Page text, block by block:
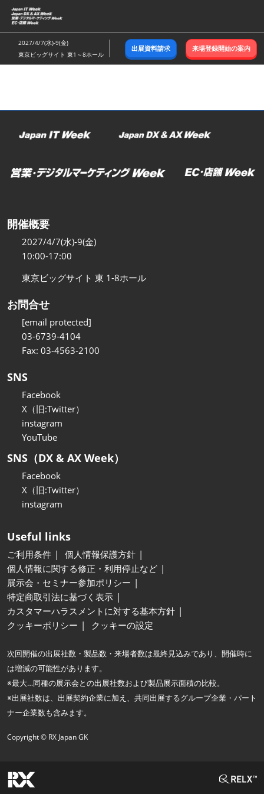
ス
キ
ッ
し
む
2027/4/7(水)-9(金)
東京ビッグサイト 東1～8ホール
出展資料請求 来場登録開始の案内
開催概要
2027/4/7(水)-9(金)
10:00-17:00
東京ビッグサイト 東 1-8ホール
お問合せ
[email protected]
03-6739-4104
Fax: 03-4563-2100
SNS
Facebook
X（旧:Twitter）
instagram
YouTube
SNS（DX & AX Week）
Facebook
X（旧:Twitter）
instagram
Useful links
ご利用条件
個人情報保護方針
個人情報に関する修正・利用停止など
展示会・セミナー参加ポリシー
特定商取引法に基づく表示
カスタマーハラスメントに対する基本方針
クッキーポリシー
クッキーの設定
次回開催の出展社数・製品数・来場者数は最終見込みであり、開催時に
は増減の可能性があります。
※最大…同種の展示会との出展社数および製品展示面積の比較。
※出展社数は、出展契約企業に加え、共同出展するグループ企業・パート
ナー企業数も含みます。
Copyright © RX Japan GK